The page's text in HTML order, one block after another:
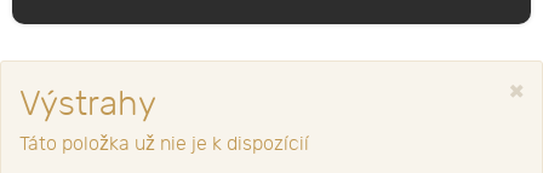
×
Výstrahy
Táto položka už nie je k dispozícií